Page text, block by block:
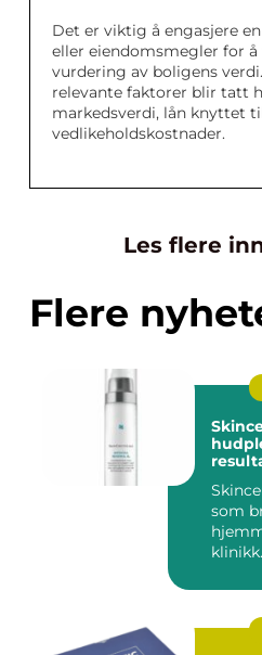
Det er viktig å engasjere
eller eiendomsmegler for
vurdering av boligens
relevante faktorer blir tatt
markedsverdi, lån knyttet
vedlikeholdskostnader.
Les flere
Flere
som